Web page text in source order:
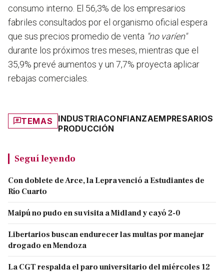
consumo interno. El 56,3% de los empresarios
fabriles consultados por el organismo oficial espera
que sus precios promedio de venta "no varíen"
durante los próximos tres meses, mientras que el
35,9% prevé aumentos y un 7,7% proyecta aplicar
rebajas comerciales.
TEMAS INDUSTRIACONFIANZAEMPRESARIOS
PRODUCCIÓN
Seguí leyendo
Con doblete de Arce, la Lepra venció a Estudiantes de
Río Cuarto
Maipú no pudo en su visita a Midland y cayó 2-0
Libertarios buscan endurecer las multas por manejar
drogado en Mendoza
La CGT respalda el paro universitario del miércoles 12